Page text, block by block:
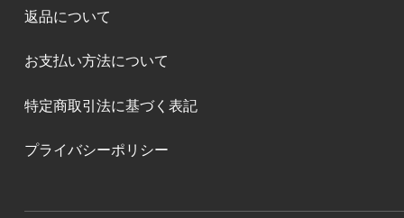
返品について
お支払い方法について
特定商取引法に基づく表記
プライバシーポリシー